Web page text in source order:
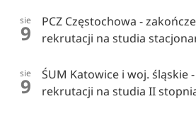
sie
9
PCZ Częstochowa -
rekrutacji na studia
sie
9
ŚUM Katowice i woj. śląskie
rekrutacji na studia II